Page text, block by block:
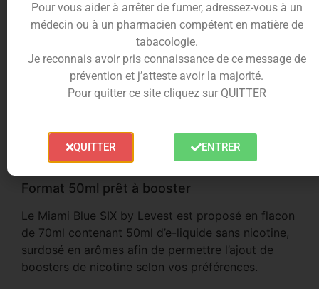
L’équilibre entre cassis vif et mûre douce permet
d’obtenir une recette très agréable au quotidien. Le
cassis structure la vape avec son caractère
légèrement acidulé tandis que la mûre apporte une
sensation plus juteuse et gourmande.
e-liquide fruits noirs puissant mais facile à vapoter
toute la journée.
Format 50ml prêt à booster
Le Miami Blue SIX by Levest est proposé en flacon
de 70ml contenant 50ml d’e-liquide sans nicotine,
surdosé en arômes afin de permettre l’ajout de
boosters de nicotine selon vos préférences.
Pour vous aider à arrêter de fumer, adressez-vous à un
médecin ou à un pharmacien compétent en matière de
tabacologie.
Je reconnais avoir pris connaissance de ce message de
prévention et j’atteste avoir la majorité.
Pour quitter ce site cliquez sur QUITTER
QUITTER ENTRER